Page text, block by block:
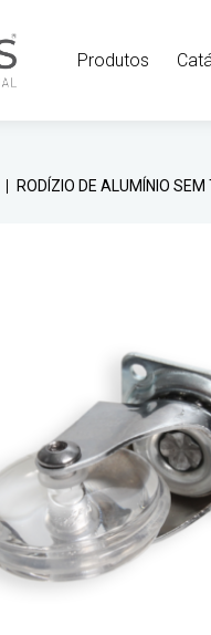
Produtos
RODÍZIO DE ALUMÍNIO